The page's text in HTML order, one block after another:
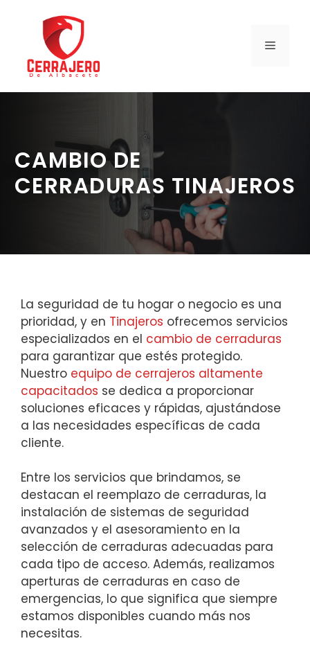
contenido
MENÚ
CAMBIO DE
CERRADURAS TINAJEROS
La seguridad de tu hogar o negocio es una
prioridad, y en Tinajeros ofrecemos servicios
especializados en el cambio de cerraduras
para garantizar que estés protegido.
Nuestro equipo de cerrajeros altamente
capacitados se dedica a proporcionar
soluciones eficaces y rápidas, ajustándose
a las necesidades específicas de cada
cliente.
Entre los servicios que brindamos, se
destacan el reemplazo de cerraduras, la
instalación de sistemas de seguridad
avanzados y el asesoramiento en la
selección de cerraduras adecuadas para
cada tipo de acceso. Además, realizamos
aperturas de cerraduras en caso de
emergencias, lo que significa que siempre
estamos disponibles cuando más nos
necesitas.